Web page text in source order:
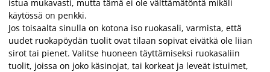
istua mukavasti, mutta tämä ei ole välttämätöntä mikäli
käytössä on penkki.
Jos toisaalta sinulla on kotona iso ruokasali, varmista, että
uudet ruokapöydän tuolit ovat tilaan sopivat eivätkä ole liian
sirot tai pienet. Valitse huoneen täyttämiseksi ruokasaliin
tuolit, joissa on joko käsinojat, tai korkeat ja leveät istuimet,